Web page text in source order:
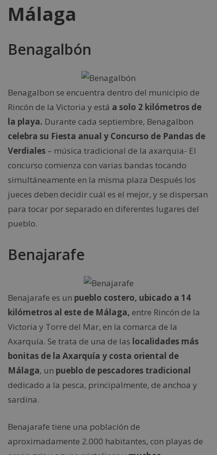
Málaga
Benagalbón
Benagalbon se encuentra dentro del municipio de
Rincón de la Victoria y está a solo 2 kilómetros de
la playa. Durante cada septiembre, Benagalbon
celebra su Fiesta anual y Concurso de Pandas de
Verdiales – música tradicional de la axarquia- El
concurso comienza con varias bandas tocando
simultáneamente en la misma plaza Después los
jueces deben decidir cuál es el mejor, y se dispersan
para tocar por separado en diferentes lugares del
pueblo.
Benajarafe
Benajarafe es un pueblo costero, ubicado a 14
kilómetros al este de Málaga, entre Rincón de la
Victoria y Torre del Mar, en la comarca de la
Axarquía. Se trata de una de las localidades más
bonitas de la Axarquía y costa oriental de
Málaga, un pueblo de pescadores tradicional
dedicado a la pesca, principalmente, de anchoa y
sardina.
Benajarafe tiene una población de
aproximadamente 2.000 habitantes, con playas de